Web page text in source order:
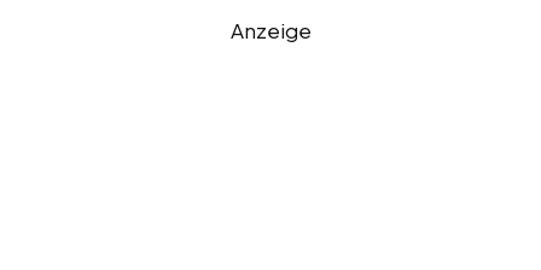
Anzeige